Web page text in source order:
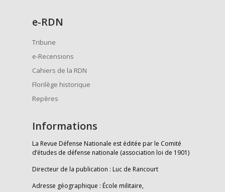
e-RDN
Tribune
e-Recensions
Cahiers de la RDN
Florilège historique
Repères
Informations
La Revue Défense Nationale est éditée par le Comité
d’études de défense nationale (association loi de 1901)
Directeur de la publication : Luc de Rancourt
Adresse géographique : École militaire,